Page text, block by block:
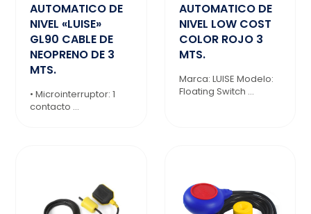
AUTOMATICO DE
NIVEL «LUISE»
GL90 CABLE DE
NEOPRENO DE 3
MTS.
• Microinterruptor: 1
contacto ...
AUTOMATICO DE
NIVEL LOW COST
COLOR ROJO 3
MTS.
Marca: LUISE Modelo:
Floating Switch ...